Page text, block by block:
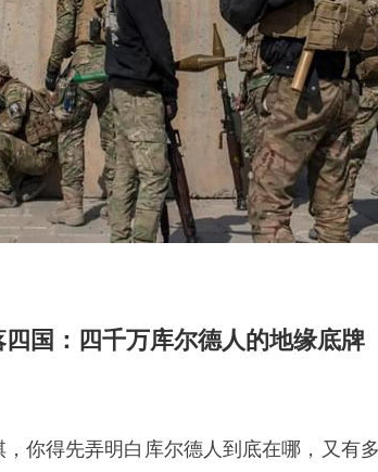
四国：四千万库尔德人的地缘底牌
你得先弄明白库尔德人到底在哪，又有